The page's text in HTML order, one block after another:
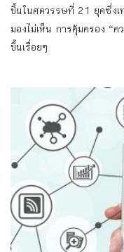
ขึ้นในศตวรรษที่ 21 ยุคซึ่งเ
มองไม่เห็น การคุ้มครอง “
ขึ้นเรื่อยๆ